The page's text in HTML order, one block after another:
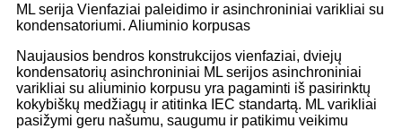
ML serija Vienfaziai paleidimo ir asinchroniniai varikliai su
kondensatoriumi. Aliuminio korpusas
Naujausios bendros konstrukcijos vienfaziai, dviejų
kondensatorių asinchroniniai ML serijos asinchroniniai
varikliai su aliuminio korpusu yra pagaminti iš pasirinktų
kokybiškų medžiagų ir atitinka IEC standartą. ML varikliai
pasižymi geru našumu, saugumu ir patikimu veikimu